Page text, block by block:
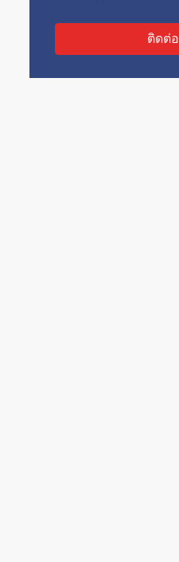
ติดต่อ